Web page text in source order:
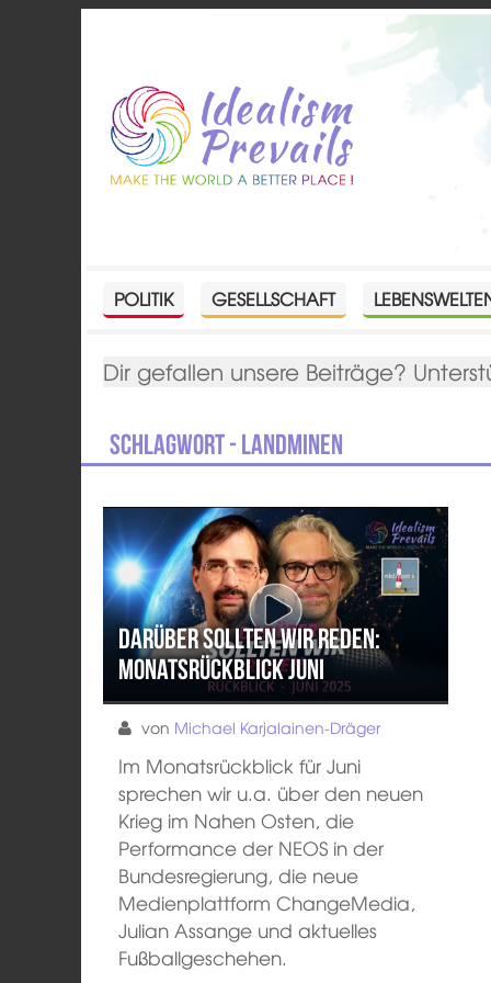
POLITIK GESELLSCHAFT
Dir gefallen unsere Beiträge?
Schlagwort - Landminen
Darüber sollten wir reden:
Monatsrückblick Juni
von Michael Karjalainen-Dräger
Im Monatsrückblick für Juni
sprechen wir u.a. über den neuen
Krieg im Nahen Osten, die
Performance der NEOS in der
Bundesregierung, die neue
Medienplattform ChangeMedia,
Julian Assange und aktuelles
Fußballgeschehen.